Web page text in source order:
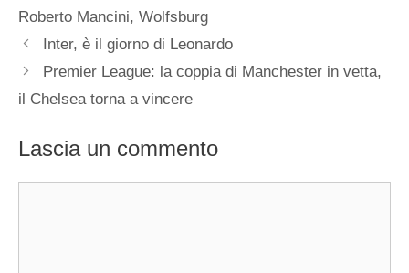
Roberto Mancini, Wolfsburg
Inter, è il giorno di Leonardo
Premier League: la coppia di Manchester in vetta,
il Chelsea torna a vincere
Lascia un commento